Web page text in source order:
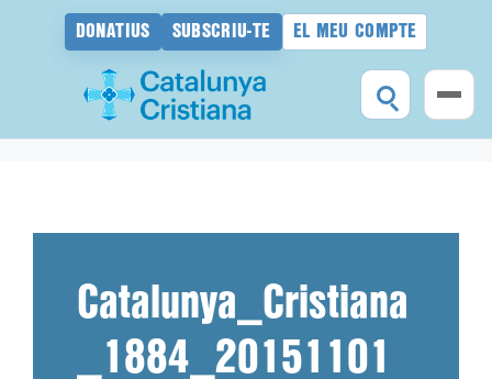
DONATIUS SUBSCRIU-TE EL MEU COMPTE
Catalunya_Cristiana
_1884_20151101